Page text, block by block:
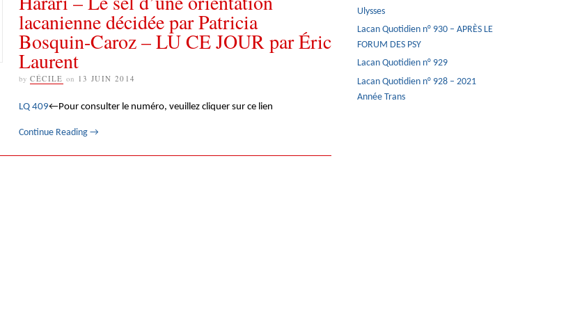
lacanienne décidée par Patricia
Bosquin-Caroz – LU CE JOUR par Éric
Laurent
by CÉCILE on 13 JUIN 2014
LQ 409←Pour consulter le numéro, veuillez cliquer sur ce lien
Continue Reading →
Ulysses
Lacan Quotidien n° 930 – APRÈS LE
FORUM DES PSY
Lacan Quotidien n° 929
Lacan Quotidien n° 928 – 2021
Année Trans